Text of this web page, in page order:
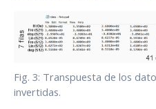
Fig. 3: Transpuesta de los
invertidas.